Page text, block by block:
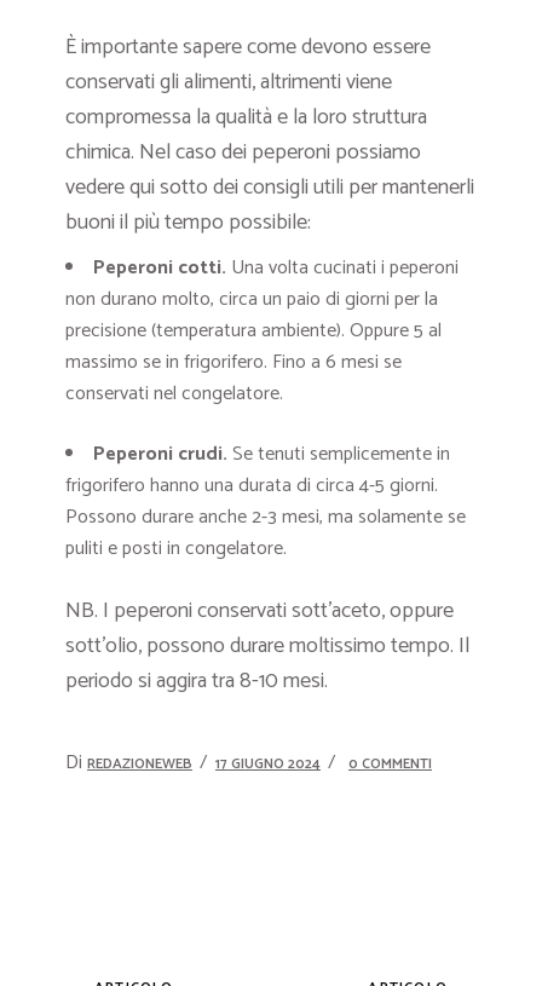
È importante sapere come devono essere
conservati gli alimenti, altrimenti viene
compromessa la qualità e la loro struttura
chimica. Nel caso dei peperoni possiamo
vedere qui sotto dei consigli utili per mantenerli
buoni il più tempo possibile:
Peperoni cotti. Una volta cucinati i peperoni
non durano molto, circa un paio di giorni per la
precisione (temperatura ambiente). Oppure 5 al
massimo se in frigorifero. Fino a 6 mesi se
conservati nel congelatore.
Peperoni crudi.Se tenuti semplicemente in
frigorifero hanno una durata di circa 4-5 giorni.
Possono durare anche 2-3 mesi, ma solamente se
puliti e posti in congelatore.
NB. I peperoni conservati sott’aceto, oppure
sott’olio, possono durare moltissimo tempo. Il
periodo si aggira tra 8-10 mesi.
Di REDAZIONEWEB 17 GIUGNO 2024 0 COMMENTI